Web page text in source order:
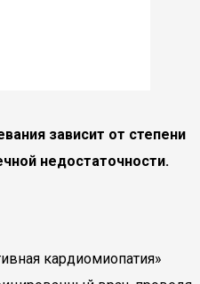
зависит от степени
недостаточности.
кардиомиопатия»